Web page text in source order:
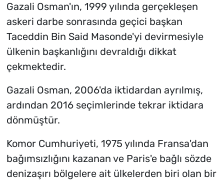
Gazali Osman'ın, 1999 yılında gerçekleşen
askeri darbe sonrasında geçici başkan
Taceddin Bin Said Masonde'yi devirmesiyle
ülkenin başkanlığını devraldığı dikkat
çekmektedir.
Gazali Osman, 2006'da iktidardan ayrılmış,
ardından 2016 seçimlerinde tekrar iktidara
dönmüştür.
Komor Cumhuriyeti, 1975 yılında Fransa'dan
bağımsızlığını kazanan ve Paris'e bağlı sözde
denizaşırı bölgelere ait ülkelerden biri olan bir